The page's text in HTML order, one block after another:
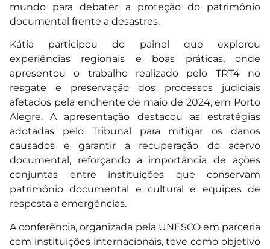
mundo para debater a proteção do patrimônio
documental frente a desastres.
Kátia participou do painel que explorou
experiências regionais e boas práticas, onde
apresentou o trabalho realizado pelo TRT4 no
resgate e preservação dos processos judiciais
afetados pela enchente de maio de 2024, em Porto
Alegre. A apresentação destacou as estratégias
adotadas pelo Tribunal para mitigar os danos
causados e garantir a recuperação do acervo
documental, reforçando a importância de ações
conjuntas entre instituições que conservam
patrimônio documental e cultural e equipes de
resposta a emergências.
A conferência, organizada pela UNESCO em parceria
com instituições internacionais, teve como objetivo